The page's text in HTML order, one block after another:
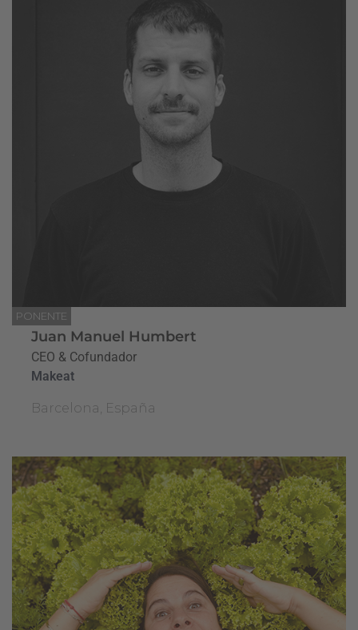
PONENTE
Juan Manuel Humbert
CEO & Cofundador
Makeat
Barcelona, España